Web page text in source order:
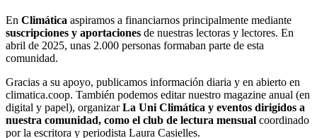
En Climática aspiramos a financiarnos principalmente mediante
suscripciones y aportaciones de nuestras lectoras y lectores. En
abril de 2025, unas 2.000 personas formaban parte de esta
comunidad.
Gracias a su apoyo, publicamos información diaria y en abierto en
climatica.coop. También podemos editar nuestro magazine anual (en
digital y papel), organizarLa Uni Climática y eventos dirigidos a
nuestra comunidad, como el club de lectura mensual coordinado
por la escritora y periodista Laura Casielles.